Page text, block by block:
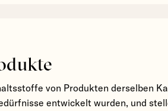
von Produkten derselben
entwickelt wurden, und